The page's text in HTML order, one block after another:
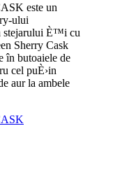
este un
ului
stejarului È™i cu
Sherry Cask
în butoaiele de
cel puÈ›in
aur la ambele